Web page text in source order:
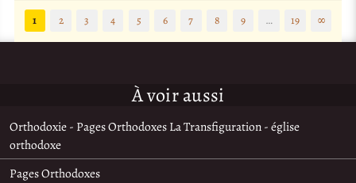
1
2 3 4 5 6 7 8 9 … 19 ∞
À voir aussi
Orthodoxie - Pages Orthodoxes La Transfiguration - église
orthodoxe
Pages Orthodoxes